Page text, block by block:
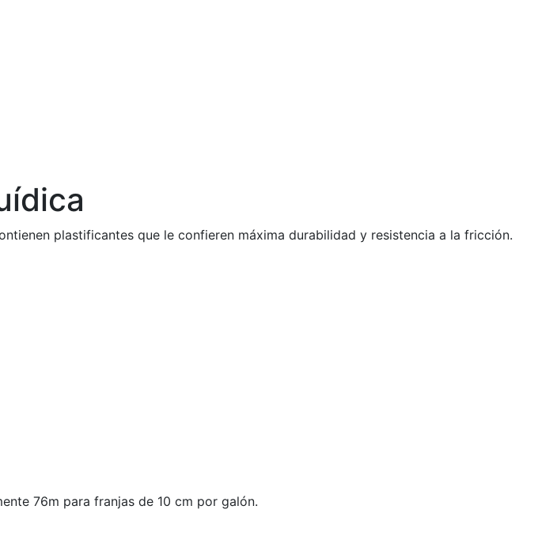
plastificantes que le confieren máxima durabilidad y resistencia a la fricción.
76m para franjas de 10 cm por galón.